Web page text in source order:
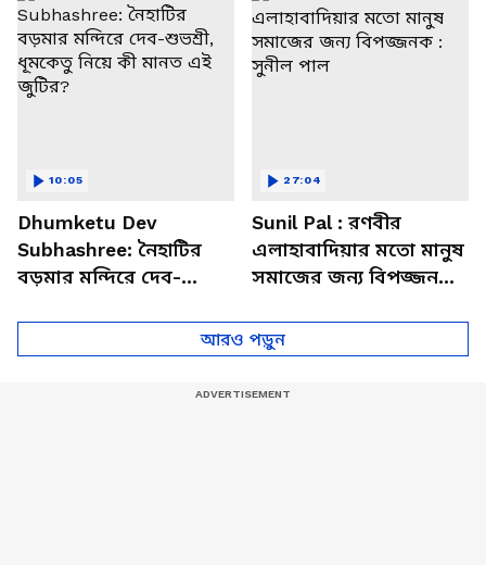
Dhumketu Dev
Subhashree: নৈহাটির
বড়মার মন্দিরে দেব-
10:05
Sunil Pal : রণবীর
এলাহাবাদিয়ার মতো মানুষ
সমাজের জন্য বিপজ্জনক :
27:04
আরও পড়ুন